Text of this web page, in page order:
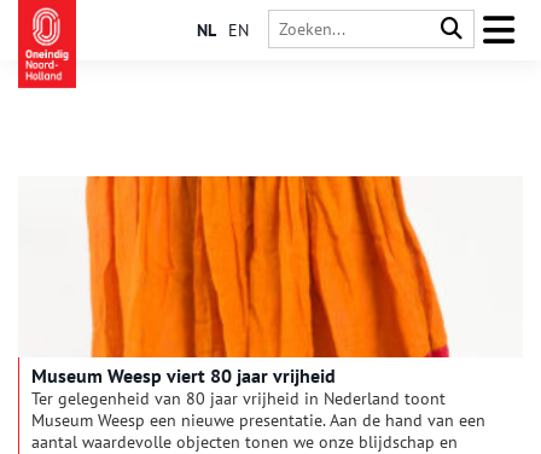
NL EN
Museum Weesp viert 80 jaar vrijheid
Ter gelegenheid van 80 jaar vrijheid in Nederland toont
Museum Weesp een nieuwe presentatie. Aan de hand van een
aantal waardevolle objecten tonen we onze blijdschap en